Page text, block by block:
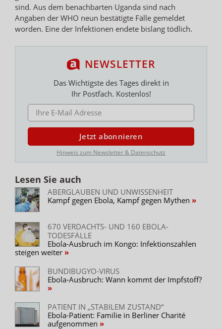
sind. Aus dem benachbarten Uganda sind nach
Angaben der WHO neun bestätigte Fälle gemeldet
worden. Eine der Infektionen endete bislang tödlich.
NEWSLETTER
Das Wichtigste des Tages direkt in
Ihr Postfach. Kostenlos!
E-MAIL ADRESSE
Jetzt abonnieren
Hinweis zum Newsletter & Datenschutz
Lesen Sie auch
ABERGLAUBEN UND UNWISSENHEIT
Kampf gegen Ebola, Kampf gegen Mythen
670 VERDACHTS- UND 160 EBOLA-
TODESFÄLLE
Ebola-Ausbruch im Kongo: Infektionszahlen
steigen weiter
BUNDIBUGYO-VIRUS
Ebola-Ausbruch: Wann kommt der Impfstoff?
PATIENT IN „STABILEM ZUSTAND“
Ebola-Patient: Familie in Berliner Charité
aufgenommen